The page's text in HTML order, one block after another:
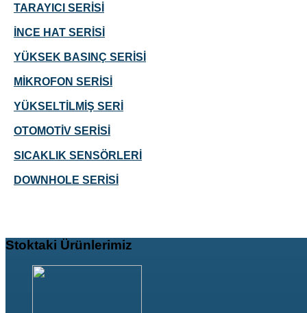
TARAYICI SERİSİ
İNCE HAT SERİSİ
YÜKSEK BASINÇ SERİSİ
MİKROFON SERİSİ
YÜKSELTİLMİŞ SERİ
OTOMOTİV SERİSİ
SICAKLIK SENSÖRLERİ
DOWNHOLE SERİSİ
Stoktaki Ürünlerimiz